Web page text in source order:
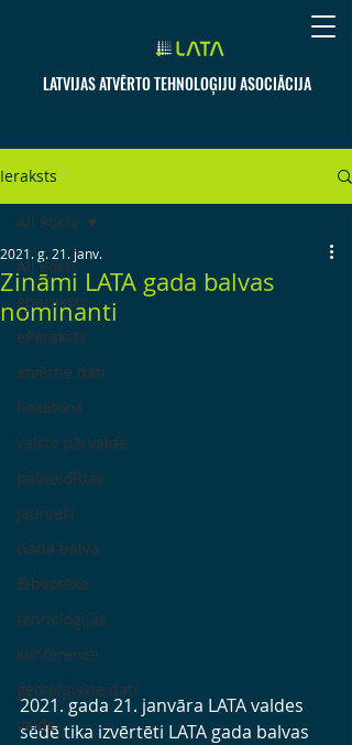
LATVIJAS ATVĒRTO TEHNOLOĢIJU ASOCIĀCIJA
Ieraksts
All Posts
eparaksts
eParaksts
atvērtie dati
hakatons
valsts pārvalde
pašvaldības
jaunieši
Gada balva
Bibliotēka
tehnoloģijas
konference
ģeotelpiskie dati
valde
All Posts
Zināmi LATA gada balvas
nominanti
2021. g. 21. janv.
2021. gada 21. janvāra LATA valdes
sēdē tika izvērtēti LATA gada balvas